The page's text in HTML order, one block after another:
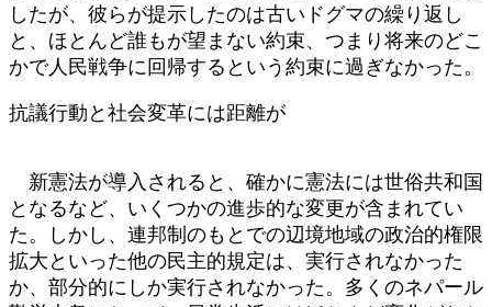
したが、彼らが提示したのは古いドグマの繰り返し
と、ほとんど誰もが望まない約束、つまり将来のどこ
かで人民戦争に回帰するという約束に過ぎなかった。
抗議行動と社会変革には距離が
新憲法が導入されると、確かに憲法には世俗共和国
となるなど、いくつかの進歩的な変更が含まれてい
た。しかし、連邦制のもとでの辺境地域の政治的権限
拡大といった他の民主的規定は、実行されなかった
か、部分的にしか実行されなかった。多くのネパール